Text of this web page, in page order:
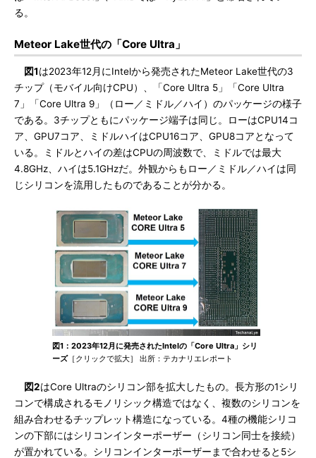
る。
Meteor Lake世代の「Core Ultra」
図1は2023年12月にIntelから発売されたMeteor Lake世代の3
チップ（モバイル向けCPU）、「Core Ultra 5」「Core Ultra
7」「Core Ultra 9」（ロー／ミドル／ハイ）のパッケージの様子
である。3チップともにパッケージ端子は同じ。ローはCPU14コ
ア、GPU7コア、ミドルハイはCPU16コア、GPU8コアとなって
いる。ミドルとハイの差はCPUの周波数で、ミドルでは最大
4.8GHz、ハイは5.1GHzだ。外観からもロー／ミドル／ハイは同
じシリコンを流用したものであることが分かる。
図1：2023年12月に発売されたIntelの「Core Ultra」シリ
ーズ［クリックで拡大］ 出所：テカナリエレポート
図2はCore Ultraのシリコン部を拡大したもの。長方形の1シリ
コンで構成されるモノリシック構造ではなく、複数のシリコンを
組み合わせるチップレット構造になっている。4種の機能シリコ
ンの下部にはシリコンインターポーザー（シリコン同士を接続）
が置かれている。シリコンインターポーザーまで合わせると5シ